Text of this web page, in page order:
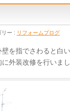
リー : リフォームブログ
を指でさわると白
外装改修を行いまし